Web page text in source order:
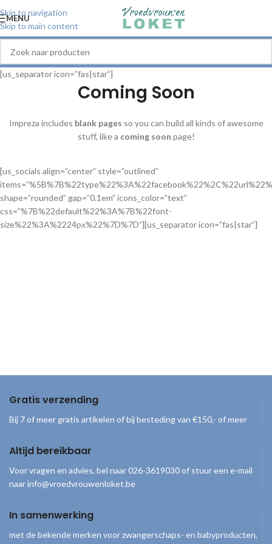
Skip to navigation
Skip to main content
MENU
[us_separator icon=”fas|star”]
Coming Soon
Impreza includes blank pages so you can build all kinds of awesome
stuff, like a coming soon page!
[us_socials align=”center” style=”outlined”
shape=”rounded” gap=”0.1em” icons_color=”text”
css=”%7B%22default%22%3A%7B%22font-
size%22%3A%2224px%22%7D%7D”][us_separator icon=”fas|star”]
Gratis verzending
Bij 7 of meer gratis artikelen of bij besteding van €150,- of meer
Altijd bereikbaar
Voor vragen en advies, bel naar 026-3619030 of stuur een e-mail
naar info@vroedvrouwenloket.be
In samenwerking
met de bekende merken voor zwangerschaps- en babyproducten,